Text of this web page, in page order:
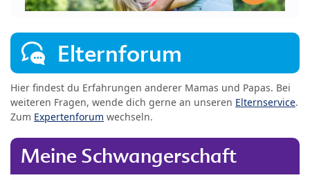
Elternforum
Hier findest du Erfahrungen anderer Mamas und Papas. Bei
weiteren Fragen, wende dich gerne an unseren Elternservice.
Zum Expertenforum wechseln.
Meine Schwangerschaft